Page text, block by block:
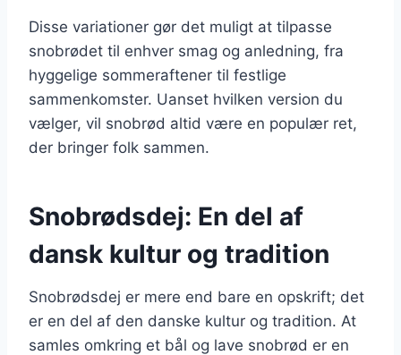
Disse variationer gør det muligt at tilpasse
snobrødet til enhver smag og anledning, fra
hyggelige sommeraftener til festlige
sammenkomster. Uanset hvilken version du
vælger, vil snobrød altid være en populær ret,
der bringer folk sammen.
Snobrødsdej: En del af
dansk kultur og tradition
Snobrødsdej er mere end bare en opskrift; det
er en del af den danske kultur og tradition. At
samles omkring et bål og lave snobrød er en